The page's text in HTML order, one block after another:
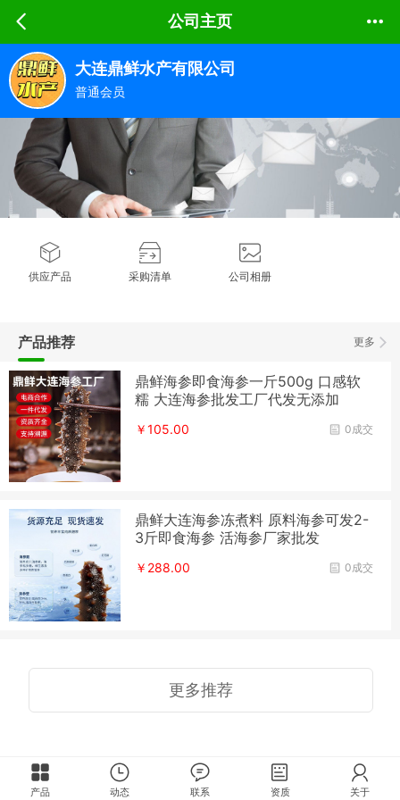
公司主页
大连鼎鲜水产有限公司
普通会员
供应产品 采购清单 公司相册
更多
产品推荐
鼎鲜海参即食海参一斤500g 口感软
糯 大连海参批发工厂代发无添加
0成交
￥105.00
鼎鲜大连海参冻煮料 原料海参可发2-
3斤即食海参 活海参厂家批发
0成交
￥288.00
更多推荐
产品 动态 联系 资质 关于